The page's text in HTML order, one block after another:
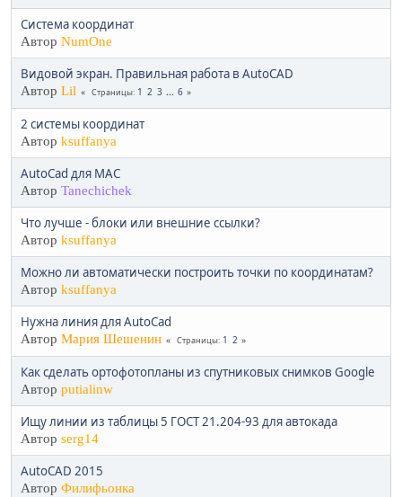
Система координат
Автор NumOne
Видовой экран. Правильная работа в AutoCAD
Автор Lil Страницы 1 2 3 ... 6
2 системы координат
Автор ksuffanya
AutoCad для МАС
Автор Tanechichek
Что лучше - блоки или внешние ссылки?
Автор ksuffanya
Можно ли автоматически построить точки по координатам?
Автор ksuffanya
Нужна линия для AutoCad
Автор Мария Шешенин Страницы 1 2
Как сделать ортофотопланы из спутниковых снимков Google
Автор putialinw
Ищу линии из таблицы 5 ГОСТ 21.204-93 для автокада
Автор serg14
AutoCAD 2015
Автор Филифьонка